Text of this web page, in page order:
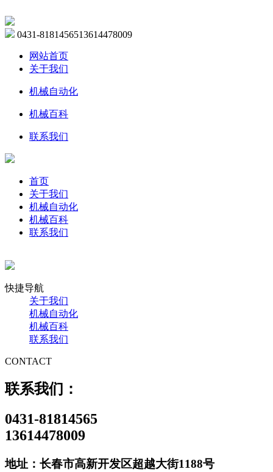
0431-8181456513614478009
网站首页
关于我们
机械自动化
机械百科
联系我们
首页
关于我们
机械自动化
机械百科
联系我们
快捷导航
关于我们
机械自动化
机械百科
联系我们
CONTACT
联系我们：
0431-81814565
13614478009
地址：长春市高新开发区超越大街1188号